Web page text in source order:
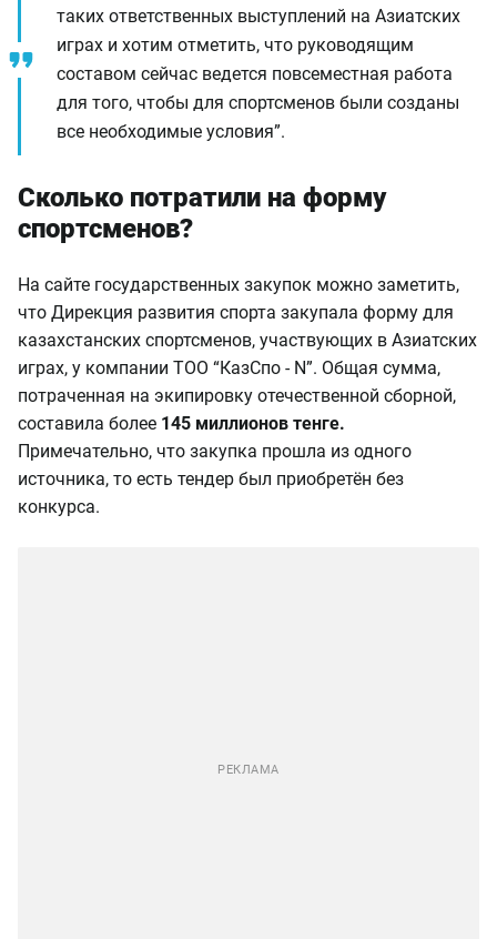
таких ответственных выступлений на Азиатских
играх и хотим отметить, что руководящим
составом сейчас ведется повсеместная работа
для того, чтобы для спортсменов были созданы
все необходимые условия”.
Сколько потратили на форму
спортсменов?
На сайте государственных закупок можно заметить,
что Дирекция развития спорта закупала форму для
казахстанских спортсменов, участвующих в Азиатских
играх, у компании ТОО “КазСпо - N”. Общая сумма,
потраченная на экипировку отечественной сборной,
составила более 145 миллионов тенге.
Примечательно, что закупка прошла из одного
источника, то есть тендер был приобретён без
конкурса.